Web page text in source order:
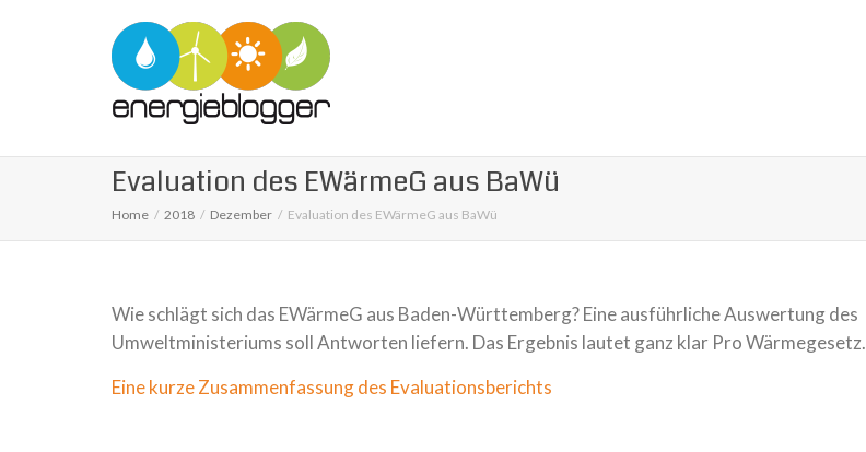
Evaluation des EWärmeG aus BaWü
Home 2018 Dezember Evaluation des EWärmeG aus BaWü
Wie schlägt sich das EWärmeG aus Baden-Württemberg? Eine ausführliche Auswertung des
Umweltministeriums soll Antworten liefern. Das Ergebnis lautet ganz klar Pro Wärmegesetz.
Eine kurze Zusammenfassung des Evaluationsberichts